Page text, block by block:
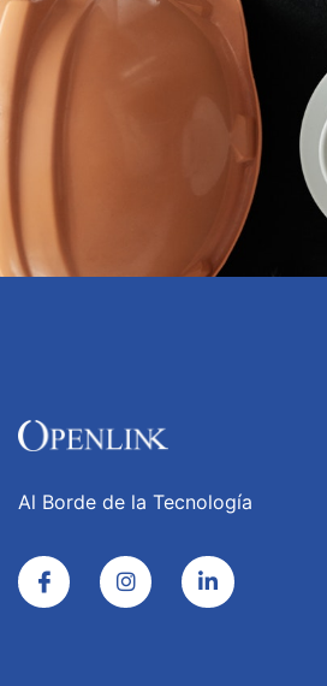
Al Borde de la Tecnología